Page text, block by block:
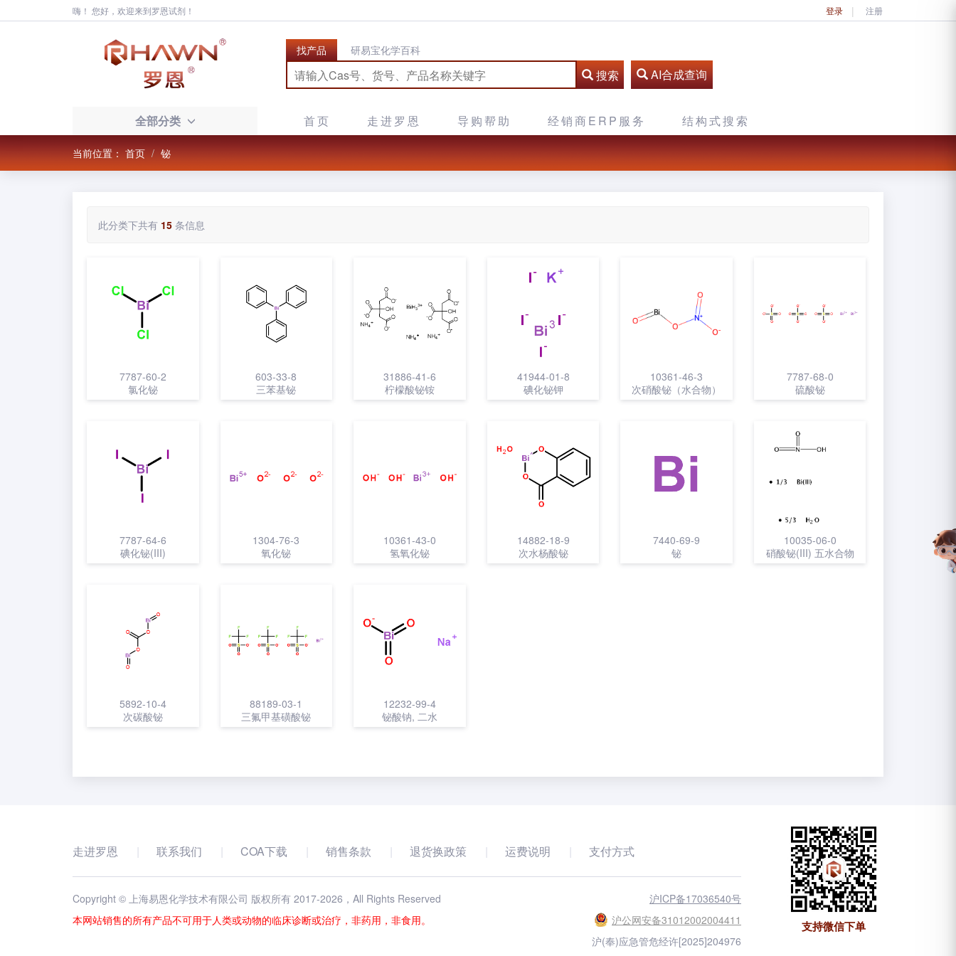
嗨！ 您好，欢迎来到罗恩试剂！ 登录 注册
找产品 研易宝化学百科
搜索 AI合成查询
全部分类 首页 走进罗恩 导购帮助 经销商ERP服务 结构式搜索
当前位置：首页 铋
此分类下共有 15 条信息
7787-60-2
氯化铋
603-33-8
三苯基铋
31886-41-6
柠檬酸铋铵
41944-01-8
碘化铋钾
10361-46-3
次硝酸铋（水合物）
7787-68-0
硫酸铋
7787-64-6
碘化铋(III)
1304-76-3
氧化铋
10361-43-0
氢氧化铋
14882-18-9
次水杨酸铋
7440-69-9
铋
10035-06-0
硝酸铋(III) 五水合物
5892-10-4
次碳酸铋
88189-03-1
三氟甲基磺酸铋
12232-99-4
铋酸钠, 二水
走进罗恩 联系我们 COA下载 销售条款 退货换政策 运费说明 支付方式
Copyright © 上海易恩化学技术有限公司 版权所有 2017-2026 ，All Rights Reserved
沪ICP备17036540号
本网站销售的所有产品不可用于人类或动物的临床诊断或治疗，非药用，非食用。
沪公网安备31012002004411
沪(奉)应急管危经许[2025]204976
支持微信下单